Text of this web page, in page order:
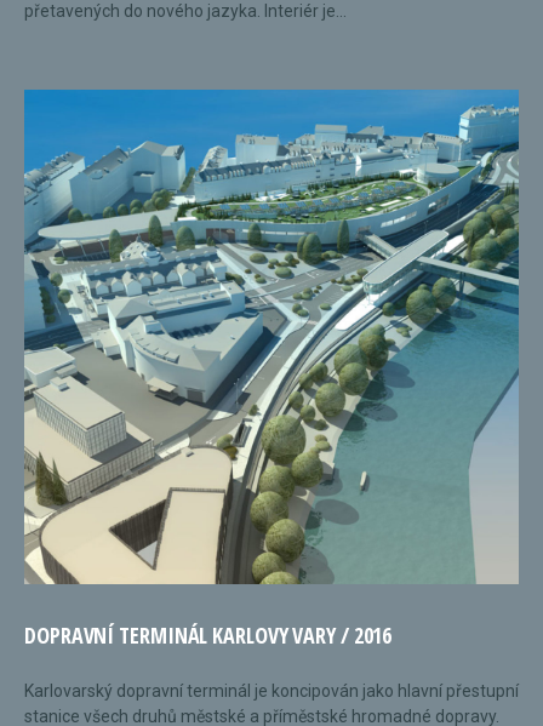
přetavených do nového jazyka. Interiér je...
DOPRAVNÍ TERMINÁL KARLOVY VARY / 2016
Karlovarský dopravní terminál je koncipován jako hlavní přestupní
stanice všech druhů městské a příměstské hromadné dopravy.